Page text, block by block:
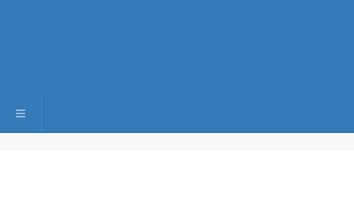
Переключить навигацию